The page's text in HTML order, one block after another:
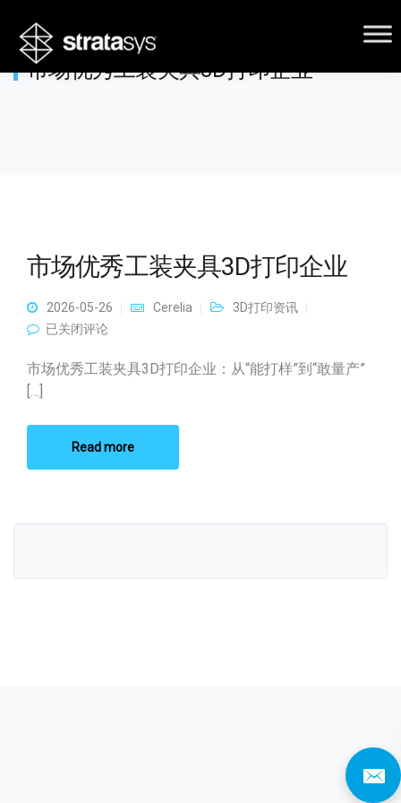
市场优秀工装夹具3D打印企业
市场优秀工装夹具3D打印企业
2026-05-26 Cerelia
3D打印资讯
市场优秀工装夹具3D打印企业
已关闭评论
市场优秀工装夹具3D打印企业：从“能打样”到“敢量产”
[…]
Read more